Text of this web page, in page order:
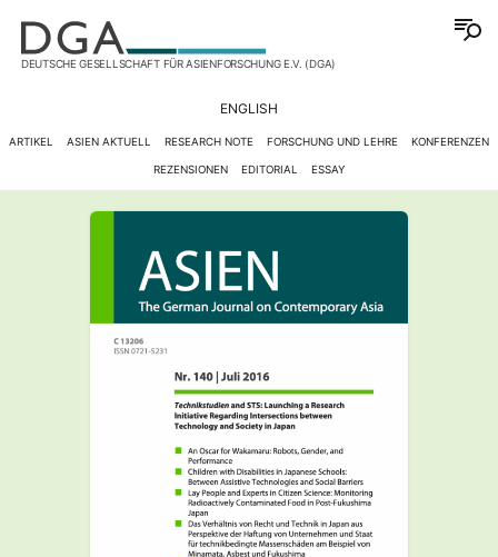
DEUTSCHE GESELLSCHAFT FÜR ASIENFORSCHUNG E.V. (DGA)
ENGLISH
ARTIKEL ASIEN AKTUELL RESEARCH NOTE FORSCHUNG UND LEHRE KONFERENZEN
REZENSIONEN EDITORIAL ESSAY